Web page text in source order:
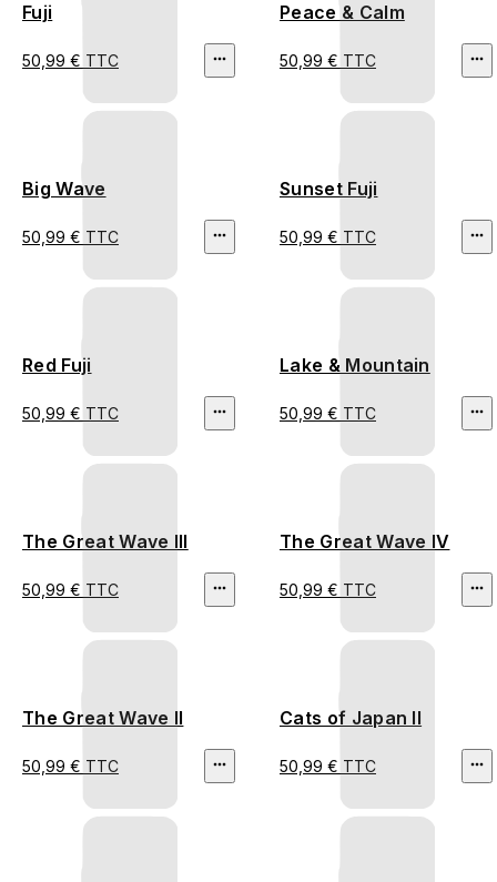
Fuji
50,99 € TTC
Peace & Calm
50,99 € TTC
Big Wave
50,99 € TTC
Sunset Fuji
50,99 € TTC
Red Fuji
50,99 € TTC
Lake & Mountain
50,99 € TTC
The Great Wave III
50,99 € TTC
The Great Wave IV
50,99 € TTC
The Great Wave II
50,99 € TTC
Cats of Japan II
50,99 € TTC